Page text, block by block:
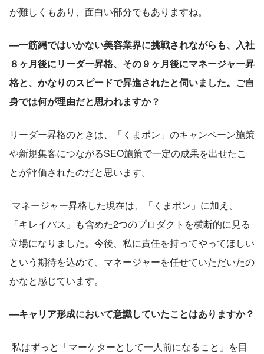
が難しくもあり、面白い部分でもありますね。
―一筋縄ではいかない美容業界に挑戦されながらも、入社
８ヶ月後にリーダー昇格、その９ヶ月後にマネージャー昇
格と、かなりのスピードで昇進されたと伺いました。ご自
身では何が理由だと思われますか？
リーダー昇格のときは、「くまポン」のキャンペーン施策
や新規集客につながるSEO施策で一定の成果を出せたこ
とが評価されたのだと思います。
マネージャー昇格した現在は、「くまポン」に加え、
「キレイパス」も含めた2つのプロダクトを横断的に見る
立場になりました。今後、私に責任を持ってやってほしい
という期待を込めて、マネージャーを任せていただいたの
かなと感じています。
―キャリア形成において意識していたことはありますか？
私はずっと「マーケターとして一人前になること」を目